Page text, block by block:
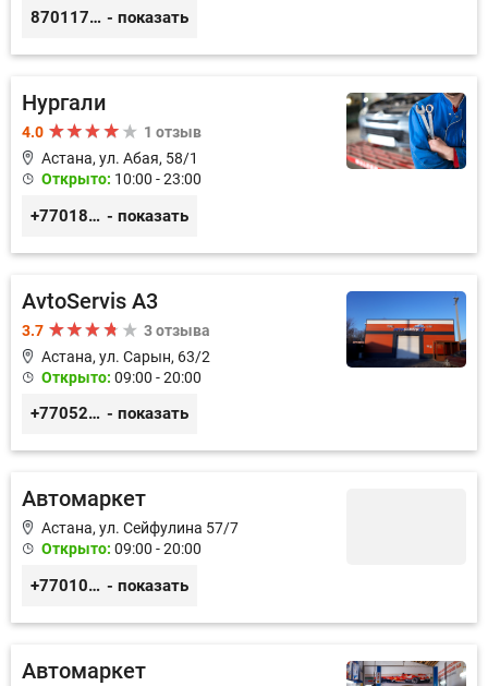
87011754444 - показать
Нургали
4.0
1 отзыв
Астана, ул. Абая, 58/1
Открыто: 10:00 - 23:00
+77018150536 - показать
AvtoServis A3
3.7
3 отзыва
Астана, ул. Сарын, 63/2
Открыто: 09:00 - 20:00
+77052327760 - показать
Автомаркет
Астана, ул. Сейфулина 57/7
Открыто: 09:00 - 20:00
+77010626565 - показать
Автомаркет